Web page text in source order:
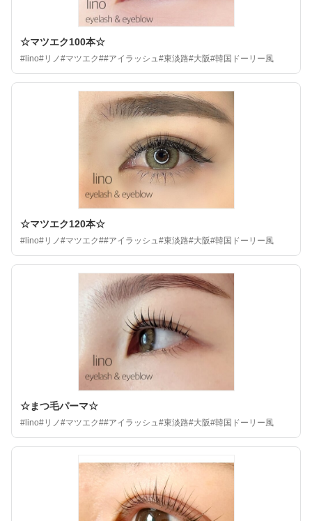
☆マツエク100本☆
#lino#リノ#マツエク##アイラッシュ#東淡路#大阪#韓国ドーリー風
☆マツエク120本☆
#lino#リノ#マツエク##アイラッシュ#東淡路#大阪#韓国ドーリー風
☆まつ毛パーマ☆
#lino#リノ#マツエク##アイラッシュ#東淡路#大阪#韓国ドーリー風